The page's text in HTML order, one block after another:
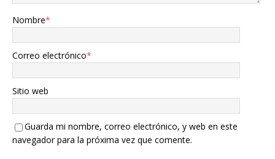
Nombre*
Correo electrónico*
Sitio web
Guarda mi nombre, correo electrónico, y web en este
navegador para la próxima vez que comente.